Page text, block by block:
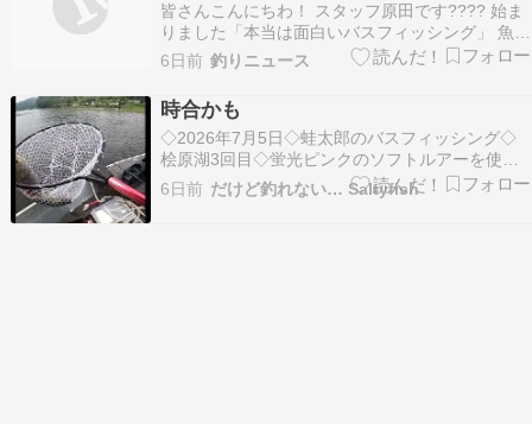
皆さんこんにちわ！ スタッフ原田です???? 始ま
りました「本当は面白いバスフィッシング」 魚の
状況を考える、水中の状況を読む、仮説を立てて
ルアーで答え合わせをする 「釣れたルアー」を覚
えるのではなく「なぜ釣れたのか？」を考える そ
んなバスフィッシングが持つ本来の面白さ、楽し
さ…
6日前 釣りニュース
時合かも
◇2026年7月5日◇蛙太郎のバスフィッシング◇
桧原湖3回目◇蛍光ピンクのソフトルアーを使っ
たダウンショットリグに、4匹目が食いつきまし
た。時刻は12時40分。時合になったのでしょう
6日前 だけど釣れない… Saltyfish